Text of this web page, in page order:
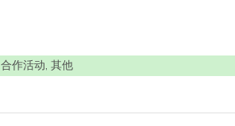
合作活动, 其他